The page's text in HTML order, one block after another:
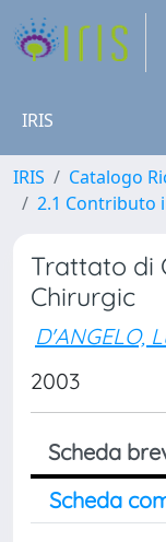
IRIS
IRIS Catalogo
2.1 Contributo
Trattato di
Chirurgic
D'ANGELO,
2003
Scheda
Scheda